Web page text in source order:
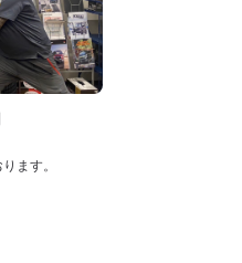
ます。